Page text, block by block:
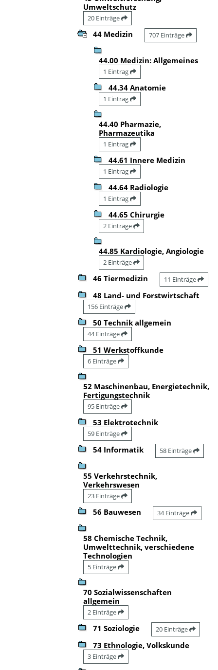
Umweltschutz
20 Einträge
44 Medizin 707 Einträge
44.00 Medizin: Allgemeines
1 Eintrag
44.34 Anatomie
1 Eintrag
44.40 Pharmazie,
Pharmazeutika
1 Eintrag
44.61 Innere Medizin
1 Eintrag
44.64 Radiologie
1 Eintrag
44.65 Chirurgie
2 Einträge
44.85 Kardiologie, Angiologie
2 Einträge
46 Tiermedizin 11 Einträge
48 Land- und Forstwirtschaft
156 Einträge
50 Technik allgemein
44 Einträge
51 Werkstoffkunde
6 Einträge
52 Maschinenbau, Energietechnik,
Fertigungstechnik
95 Einträge
53 Elektrotechnik
59 Einträge
54 Informatik 58 Einträge
55 Verkehrstechnik,
Verkehrswesen
23 Einträge
56 Bauwesen 34 Einträge
58 Chemische Technik,
Umwelttechnik, verschiedene
Technologien
5 Einträge
70 Sozialwissenschaften
allgemein
2 Einträge
71 Soziologie 20 Einträge
73 Ethnologie, Volkskunde
3 Einträge